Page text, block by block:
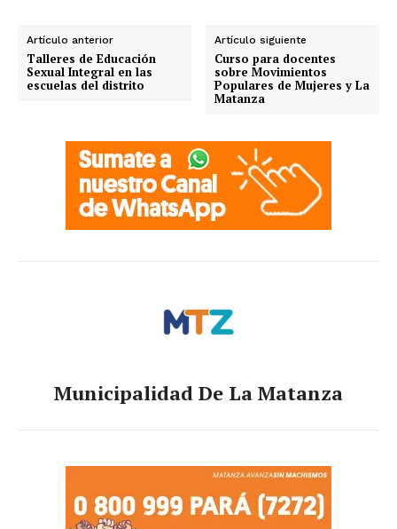
Artículo anterior
Talleres de Educación
Sexual Integral en las
escuelas del distrito
Artículo siguiente
Curso para docentes
sobre Movimientos
Populares de Mujeres y La
Matanza
Municipalidad De La Matanza